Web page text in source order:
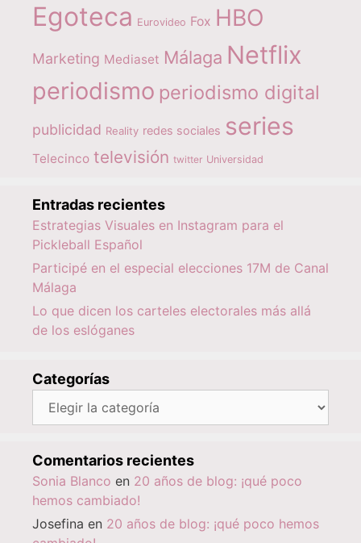
Egoteca Eurovideo Fox HBO
Marketing Mediaset Málaga Netflix
periodismo periodismo digital
publicidad Reality redes sociales series
Telecinco televisión twitter Universidad
Entradas recientes
Estrategias Visuales en Instagram para el
Pickleball Español
Participé en el especial elecciones 17M de Canal
Málaga
Lo que dicen los carteles electorales más allá
de los eslóganes
Categorías
Categorías
Comentarios recientes
Sonia Blanco en 20 años de blog: ¡qué poco
hemos cambiado!
Josefina en 20 años de blog: ¡qué poco hemos